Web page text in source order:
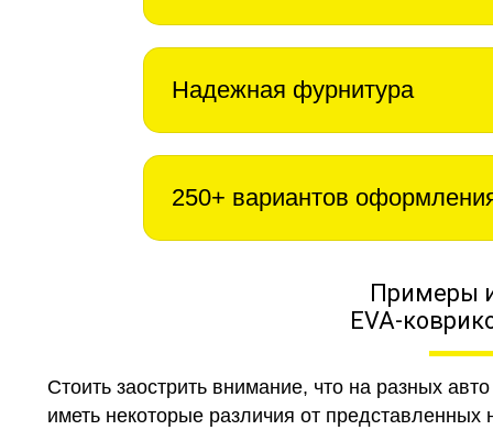
Надежная фурнитура
250+ вариантов
Примеры
EVA-
Стоить заострить внимание, что на разных
иметь некоторые различия от